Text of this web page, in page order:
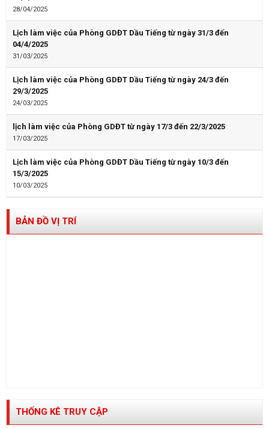
28/04/2025
Lịch làm việc của Phòng GDĐT Dầu Tiếng từ ngày 31/3 đến
04/4/2025
31/03/2025
Lịch làm việc của Phòng GDĐT Dầu Tiếng từ ngày 24/3 đến
29/3/2025
24/03/2025
lịch làm việc của Phòng GDĐT từ ngày 17/3 đến 22/3/2025
17/03/2025
Lịch làm việc của Phòng GDĐT Dầu Tiếng từ ngày 10/3 đến
15/3/2025
10/03/2025
BẢN ĐỒ VỊ TRÍ
THỐNG KÊ TRUY CẬP